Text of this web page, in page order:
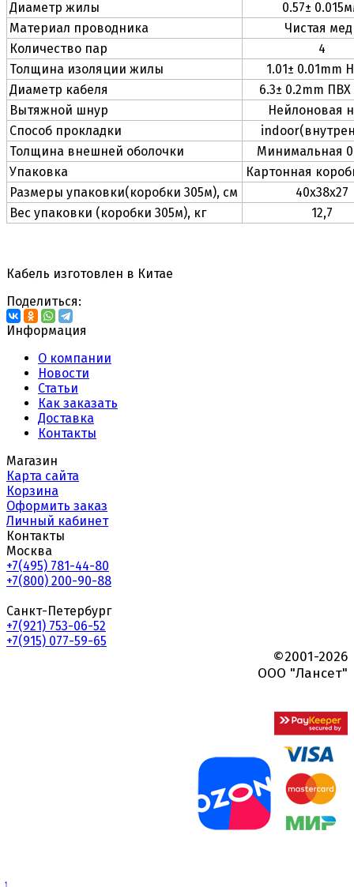
Диаметр жилы
0.57±
Материал проводника
Чистая
Количество пар
4
Толщина изоляции жилы
1.01± 0.01mm
Диаметр кабеля
6.3± 0.2mm ПВХ
Вытяжной шнур
Нейлоновая
Способ прокладки
Толщина внешней оболочки
Минимальная
Упаковка
Картонная
Размеры упаковки(коробки 305м), см
40х38х27
Вес упаковки (коробки 305м), кг
12,7
Кабель изготовлен в Китае
Поделиться:
Информация
О компании
Новости
Статьи
Как заказать
Доставка
Контакты
Магазин
Карта сайта
Корзина
Оформить заказ
Личный кабинет
Контакты
Москва
+7(495) 781-44-80
+7(800) 200-90-88
Санкт-Петербург
+7(921) 753-06-52
+7(915) 077-59-65
©2001-2026
ООО "Лансет"